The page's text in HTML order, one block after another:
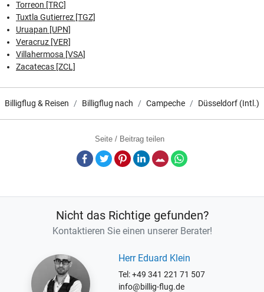
Torreon [TRC]
Tuxtla Gutierrez [TGZ]
Uruapan [UPN]
Veracruz [VER]
Villahermosa [VSA]
Zacatecas [ZCL]
Billigflug & Reisen Billigflug nach Campeche Düsseldorf (Intl.)
Seite / Beitrag teilen
Facebook
TwitterPinterestLinkedInE-Mail
Nicht das Richtige gefunden?
Kontaktieren Sie einen unserer Berater!
Herr Eduard Klein
Tel: +49 341 221 71 507
info@billig-flug.de